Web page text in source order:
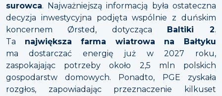
surowca. Najważniejszą informacją była ostateczna
decyzja inwestycyjna podjęta wspólnie z duńskim
koncernem Ørsted, dotycząca Baltiki 2.
Ta największa farma wiatrowa na Bałtyku
ma dostarczać energię już w 2027 roku,
zaspokajając potrzeby około 2,5 mln polskich
gospodarstw domowych. Ponadto, PGE zyskała
rozgłos, zapowiadając przeznaczenie kilkuset